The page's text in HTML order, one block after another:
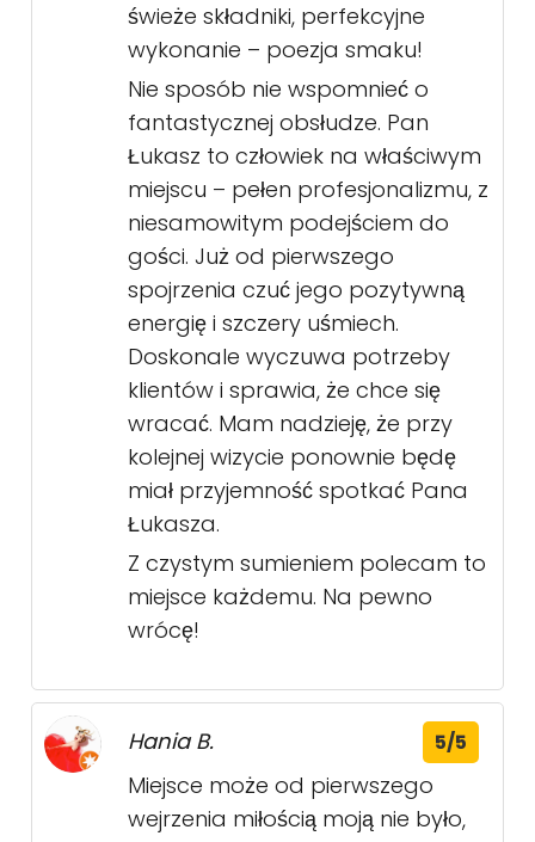
świeże składniki, perfekcyjne
wykonanie – poezja smaku!
Nie sposób nie wspomnieć o
fantastycznej obsłudze. Pan
Łukasz to człowiek na właściwym
miejscu – pełen profesjonalizmu, z
niesamowitym podejściem do
gości. Już od pierwszego
spojrzenia czuć jego pozytywną
energię i szczery uśmiech.
Doskonale wyczuwa potrzeby
klientów i sprawia, że chce się
wracać. Mam nadzieję, że przy
kolejnej wizycie ponownie będę
miał przyjemność spotkać Pana
Łukasza.
Z czystym sumieniem polecam to
miejsce każdemu. Na pewno
wrócę!
Hania B. 5/5
Miejsce może od pierwszego
wejrzenia miłością moją nie było,